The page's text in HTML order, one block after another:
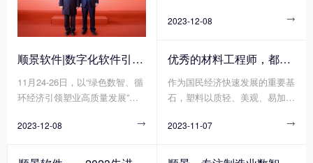
顺景软件|数字化软件引领新材料产业绿色智造新篇章
11月24-26日，以“绿色数智、循
环经济引领塑业高质量发展”为
色智造展览会在绍兴正式拉开帷
强，绿色、智能、可持续的生产
2023-12-08 
体育官方网站（中国）股份有限
较大，尤其是在当今的这种商业
环境中，降低和控制运营成本已
成为一种必要。因此，我们充分
了解清楚爱游戏体育官方网站
本的计算方法，以便帮助企业降
2023-12-08 
优秀的材料工程师，都在跟这个新朋友打交道!
作为国民经济快速发展的重要基
石，塑料以质轻、美观、易加
撑起汽车、家电、电子电气等多
的发展进程。众所周知，单一合
2023-11-07 